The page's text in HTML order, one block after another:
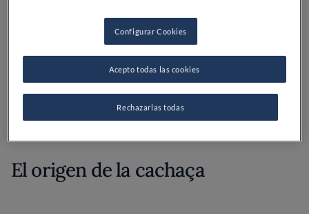
prefiere consumir sola y de un solo trago. Uno de los
cócteles más famosos y consumidos que se prepara a
base de cachaza es la caipirinha, sobre la cual te
contaremos en este artículo para que conozcáis el
paso a paso de cómo prepararla en casa. Pero también
se pueden preparar otros deliciosos cócteles que os
vamos a enseñar cómo preparar con este tradicional
El origen de la cachaça
Configurar Cookies
Rechazarlas todas
Acepto todas las cookies